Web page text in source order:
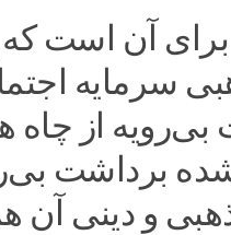
برای آن است که
سرمایه
بی‌رویه از
برداشت
و دینی آن